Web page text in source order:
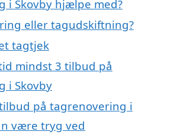
i Skovby hjælpe med?
eller tagudskiftning?
tagtjek
mindst 3 tilbud på
i Skovby
på tagrenovering i
være tryg ved